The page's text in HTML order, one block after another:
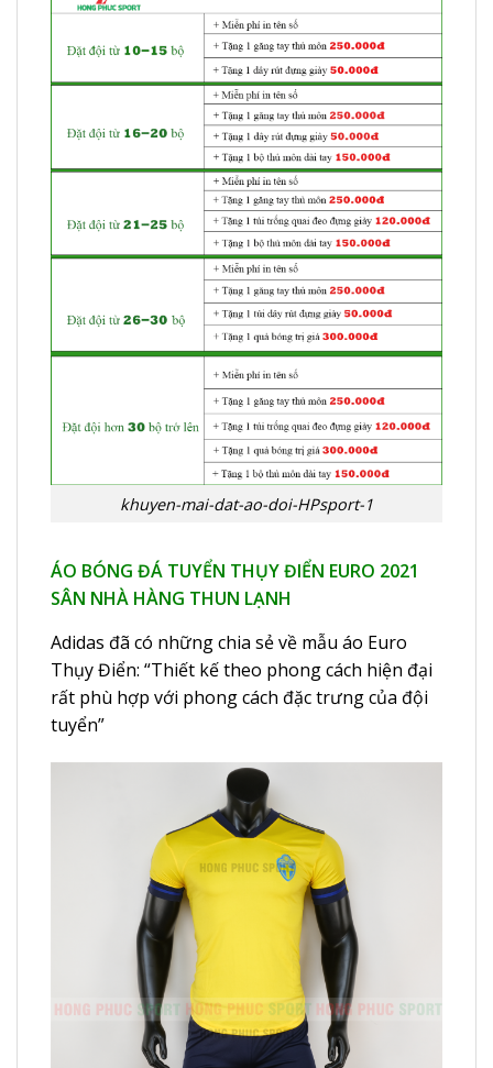
khuyen-mai-dat-ao-doi-HPsport-1
ÁO BÓNG ĐÁ TUYỂN THỤY ĐIỂN EURO 2021
SÂN NHÀ HÀNG THUN LẠNH
Adidas đã có những chia sẻ về mẫu áo Euro
Thụy Điển: “Thiết kế theo phong cách hiện đại
rất phù hợp với phong cách đặc trưng của đội
tuyển”